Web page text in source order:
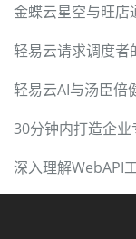
金蝶云星空与旺店
轻易云请求调度者
轻易云AI与汤臣倍
30分钟内打造企
深入理解WebAPI